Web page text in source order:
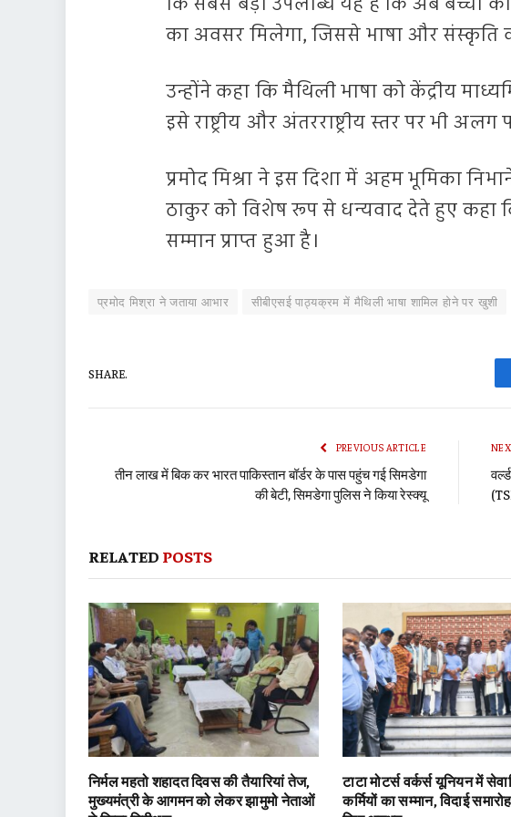
का अवसर मिलेगा, जिससे भाषा और संस्कृति
उन्होंने कहा कि मैथिली भाषा को केंद्रीय
इसे राष्ट्रीय और अंतरराष्ट्रीय स्तर पर भी
प्रमोद मिश्रा ने इस दिशा में अहम भूमिका
ठाकुर को विशेष रूप से धन्यवाद देते हुए कहा
सम्मान प्राप्त हुआ है।
प्रमोद मिश्रा ने जताया आभार सीबीएसई पाठ्यक्रम में मैथिली भाषा शामिल होने पर खुशी
SHARE.
PREVIOUS ARTICLE
तीन लाख में बिक कर भारत पाकिस्तान बॉर्डर के पास पहुंच गई सिमडेगा
की बेटी, सिमडेगा पुलिस ने किया रेस्क्यू
RELATED POSTS
निर्मल महतो शहादत दिवस की तैयारियां तेज,
मुख्यमंत्री के आगमन को लेकर झामुमो नेताओं
टाटा मोटर्स वर्कर्स यूनियन में
कर्मियों का सम्मान, विदाई